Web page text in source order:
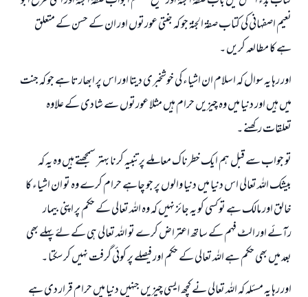
نعیم اصفہانی کی کتاب صفۃ الجنۃ جو کہ جنتی عورتوں اور ان کے حسن کے متعلق
ہے کا مطالعہ کریں ۔
اور رہا یہ سوال کہ اسلام ان اشیاء کی خوشخبری دیتا اور اس پر ابھارتا ہے جو کہ جنت
میں ہیں اور دنیا میں وہ چیزیں حرام ہیں مثلا عورتوں سے شادی کے علاوہ
تعلقات رکھنے ۔
تو جواب سے قبل ہم ایک خطرناک معاملے پر تنبیہ کرنا بہتر سمجھتے ہیں وہ یہ کہ
بیشک اللہ تعالی اس دنیا میں دنیا والوں پر جو چاہے حرام کرے وہ تو ان اشیاء کا
خالق اور مالک ہے تو کسی کو یہ جائز نہیں کہ وہ اللہ تعالی کے حکم پر اپنی بیمار
رآئے اور الٹ فہم کے ساتھ اعتراض کرے تو اللہ تعالی ہی کے لۓ پہلے بھی
بعد میں بھی حکم ہے اللہ تعالی کے حکم اور فیصلے پر کوئی گرفت نہیں کر سکتا ۔
اور رہا یہ مسئلہ کہ اللہ تعالی نے کچھ ایسی چیزیں جنہیں دنیا میں حرام قرار دی ہے